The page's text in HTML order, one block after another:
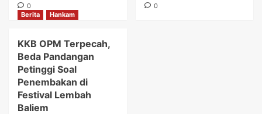
0
0
Berita
Hankam
KKB OPM Terpecah,
Beda Pandangan
Petinggi Soal
Penembakan di
Festival Lembah
Baliem